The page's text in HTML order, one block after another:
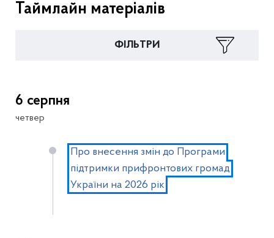
Таймлайн матеріалів
ФІЛЬТРИ
6 серпня
четвер
Про внесення змін до Програми
підтримки прифронтових громад
України на 2026 рік